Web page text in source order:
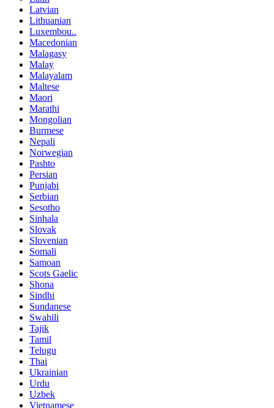
Latvian
Lithuanian
Luxembou..
Macedonian
Malagasy
Malay
Malayalam
Maltese
Maori
Marathi
Mongolian
Burmese
Nepali
Norwegian
Pashto
Persian
Punjabi
Serbian
Sesotho
Sinhala
Slovak
Slovenian
Somali
Samoan
Scots Gaelic
Shona
Sindhi
Sundanese
Swahili
Tajik
Tamil
Telugu
Thai
Ukrainian
Urdu
Uzbek
Vietnamese